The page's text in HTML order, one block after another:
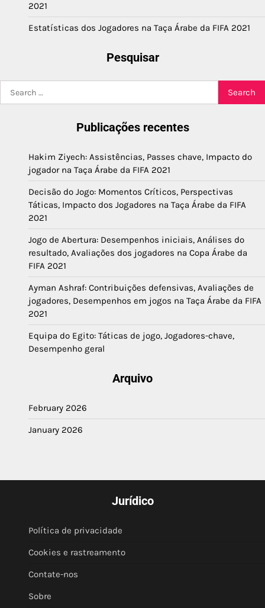
2021
Estatísticas dos Jogadores na Taça Árabe da FIFA 2021
Pesquisar
for:
Publicações recentes
Hakim Ziyech: Assistências, Passes chave, Impacto do
jogador na Taça Árabe da FIFA 2021
Decisão do Jogo: Momentos Críticos, Perspectivas
Táticas, Impacto dos Jogadores na Taça Árabe da FIFA
2021
Jogo de Abertura: Desempenhos iniciais, Análises do
resultado, Avaliações dos jogadores na Copa Árabe da
FIFA 2021
Ayman Ashraf: Contribuições defensivas, Avaliações de
jogadores, Desempenhos em jogos na Taça Árabe da FIFA
2021
Equipa do Egito: Táticas de jogo, Jogadores-chave,
Desempenho geral
Arquivo
February 2026
January 2026
Jurídico
Política de privacidade
Cookies e rastreamento
Contate-nos
Sobre